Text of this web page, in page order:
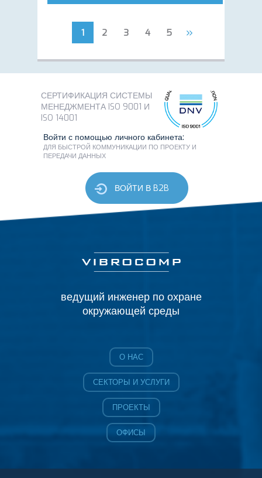
1 2 3 4 5 »
СЕРТИФИКАЦИЯ СИСТЕМЫ
МЕНЕДЖМЕНТА ISO 9001 И
ISO 14001
Войти с помощью личного кабинета:
ДЛЯ БЫСТРОЙ КОММУНИКАЦИИ ПО ПРОЕКТУ И
ПЕРЕДАЧИ ДАННЫХ
ВОЙТИ В B2B
ведущий инженер по охране
окружающей среды
О НАС
СЕКТОРЫ И УСЛУГИ
ПРОЕКТЫ
ОФИСЫ